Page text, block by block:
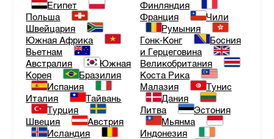
Египет
Польша
Швейцария
Южная Африка
Вьетнам
Австралия
Южная
Корея
Бразилия
Испания
Италия
Тайвань
Турция
Швеция
Австрия
Исландия
Финляндия
Франция
Чили
Румыния
Гонк-Конг
Босния
и Герцеговина
Великобритания
Коста Рика
Малазия
Тунис
Дания
Литва
Эстония
Мьянма
Индонезия